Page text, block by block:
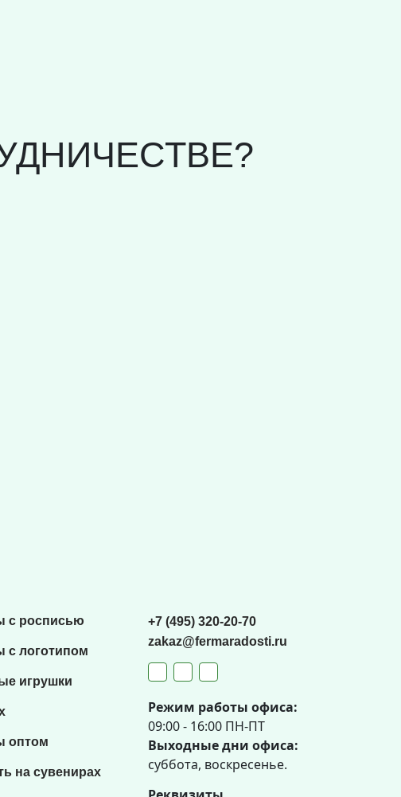
с росписью
с логотипом
игрушки
оптом
на сувенирах
+7 (495) 320-20-70
zakaz@fermaradosti.ru
Режим работы офиса:
09:00 - 16:00 ПН-ПТ
Выходные дни офиса:
суббота, воскресенье.